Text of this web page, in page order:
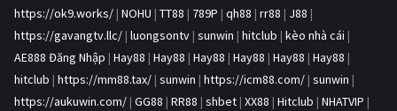
https://ok9.works/ | NOHU | TT88 | 789P | qh88 | rr88 | J88 |
https://gavangtv.llc/ | luongsontv | sunwin | hitclub | kèo nhà cái |
AE888 Đăng Nhập | Hay88 | Hay88 | Hay88 | Hay88 | Hay88 | Hay88 |
hitclub | https://mm88.tax/ | sunwin | https://icm88.com/ | sunwin |
https://aukuwin.com/ | GG88 | RR88 | shbet | XX88 | Hitclub | NHATVIP |